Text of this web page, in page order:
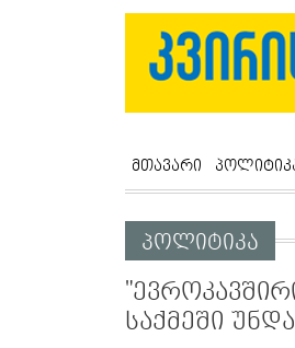
მთავარი
პოლიტიკა
საქმეში